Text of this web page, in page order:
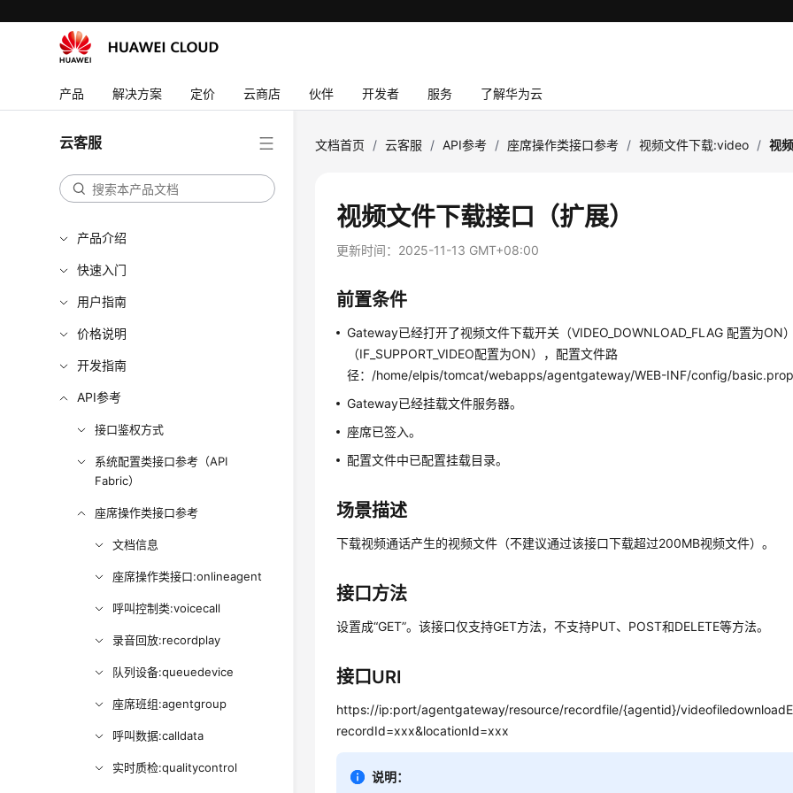
产品 解决方案 定价 云商店 伙伴 开发者 服务 了解华为云
云客服
产品介绍
快速入门
用户指南
价格说明
开发指南
API参考
接口鉴权方式
系统配置类接口参考（API
Fabric）
座席操作类接口参考
文档信息
座席操作类接口:onlineagent
呼叫控制类:voicecall
录音回放:recordplay
队列设备:queuedevice
座席班组:agentgroup
呼叫数据:calldata
实时质检:qualitycontrol
文档首页 / 云客服 / API参考 / 座席操作类接口参考 / 视频文件下载:video / 视
视频文件下载接口（扩展）
更新时间： 2025-11-13 GMT+08:00
前置条件
Gateway已经打开了视频文件下载开关（VIDEO_DOWNLOAD_FLAG 配置为ON
（IF_SUPPORT_VIDEO配置为ON），配置文件路
径：/home/elpis/tomcat/webapps/agentgateway/WEB-INF/config/
Gateway已经挂载文件服务器。
座席已签入。
配置文件中已配置挂载目录。
场景描述
下载视频通话产生的视频文件（不建议通过该接口下载超过200MB视频文件）。
接口方法
设置成“GET”。该接口仅支持GET方法，不支持PUT、POST和DELETE等方法。
接口URI
https://ip:port/agentgateway/resource/recordfile/{agentid}/
recordId=xxx&locationId=xxx
说明：